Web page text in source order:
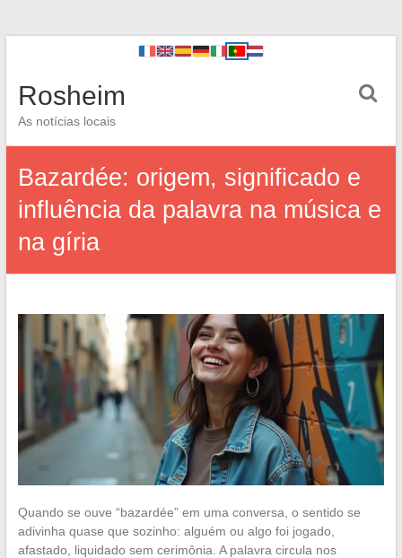
Rosheim
As notícias locais
Bazardée: origem, significado e
influência da palavra na música e
na gíria
Quando se ouve “bazardée” em uma conversa, o sentido se
adivinha quase que sozinho: alguém ou algo foi jogado,
afastado, liquidado sem cerimônia. A palavra circula nos